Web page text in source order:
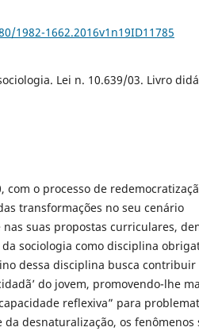
1982-1662.2016v1n19ID11785
Lei n. 10.639/03. Livro
com o processo de
transformações no seu cenário
suas propostas curriculares,
sociologia como disciplina
dessa disciplina busca contribuir
do jovem, promovendo-lhe
reflexiva” para
desnaturalização, os fenômenos